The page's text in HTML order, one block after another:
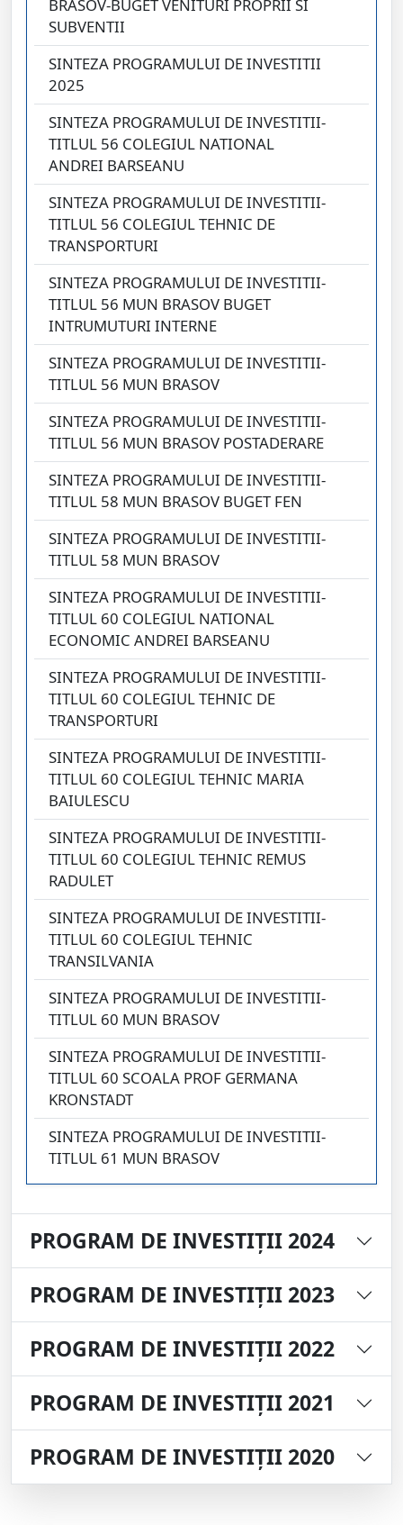
BRASOV-BUGET VENITURI PROPRII SI
SUBVENTII
SINTEZA PROGRAMULUI DE INVESTITII
2025
SINTEZA PROGRAMULUI DE INVESTITII-
TITLUL 56 COLEGIUL NATIONAL
ANDREI BARSEANU
SINTEZA PROGRAMULUI DE INVESTITII-
TITLUL 56 COLEGIUL TEHNIC DE
TRANSPORTURI
SINTEZA PROGRAMULUI DE INVESTITII-
TITLUL 56 MUN BRASOV BUGET
INTRUMUTURI INTERNE
SINTEZA PROGRAMULUI DE INVESTITII-
TITLUL 56 MUN BRASOV
SINTEZA PROGRAMULUI DE INVESTITII-
TITLUL 56 MUN BRASOV POSTADERARE
SINTEZA PROGRAMULUI DE INVESTITII-
TITLUL 58 MUN BRASOV BUGET FEN
SINTEZA PROGRAMULUI DE INVESTITII-
TITLUL 58 MUN BRASOV
SINTEZA PROGRAMULUI DE INVESTITII-
TITLUL 60 COLEGIUL NATIONAL
ECONOMIC ANDREI BARSEANU
SINTEZA PROGRAMULUI DE INVESTITII-
TITLUL 60 COLEGIUL TEHNIC DE
TRANSPORTURI
SINTEZA PROGRAMULUI DE INVESTITII-
TITLUL 60 COLEGIUL TEHNIC MARIA
BAIULESCU
SINTEZA PROGRAMULUI DE INVESTITII-
TITLUL 60 COLEGIUL TEHNIC REMUS
RADULET
SINTEZA PROGRAMULUI DE INVESTITII-
TITLUL 60 COLEGIUL TEHNIC
TRANSILVANIA
SINTEZA PROGRAMULUI DE INVESTITII-
TITLUL 60 MUN BRASOV
SINTEZA PROGRAMULUI DE INVESTITII-
TITLUL 60 SCOALA PROF GERMANA
KRONSTADT
SINTEZA PROGRAMULUI DE INVESTITII-
TITLUL 61 MUN BRASOV
PROGRAM DE INVESTIȚII 2024
PROGRAM DE INVESTIȚII 2023
PROGRAM DE INVESTIȚII 2022
PROGRAM DE INVESTIȚII 2021
PROGRAM DE INVESTIȚII 2020